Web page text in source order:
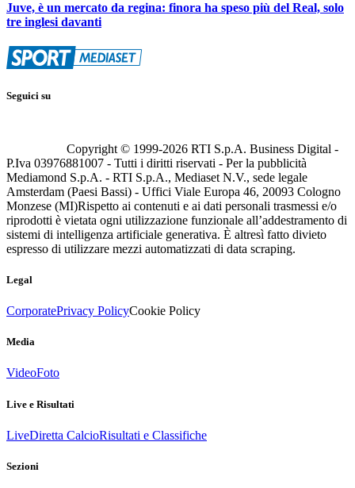
Juve, è un mercato da regina: finora ha speso più del Real, solo
tre inglesi davanti
Seguici su
Copyright © 1999-2026 RTI S.p.A. Business Digital -
P.Iva 03976881007 - Tutti i diritti riservati - Per la pubblicità
Mediamond S.p.A. - RTI S.p.A., Mediaset N.V., sede legale
Amsterdam (Paesi Bassi) - Uffici Viale Europa 46, 20093 Cologno
Monzese (MI)Rispetto ai contenuti e ai dati personali trasmessi e/o
riprodotti è vietata ogni utilizzazione funzionale all’addestramento di
sistemi di intelligenza artificiale generativa. È altresì fatto divieto
espresso di utilizzare mezzi automatizzati di data scraping.
Legal
CorporatePrivacy PolicyCookie Policy
Media
VideoFoto
Live e Risultati
LiveDiretta CalcioRisultati e Classifiche
Sezioni